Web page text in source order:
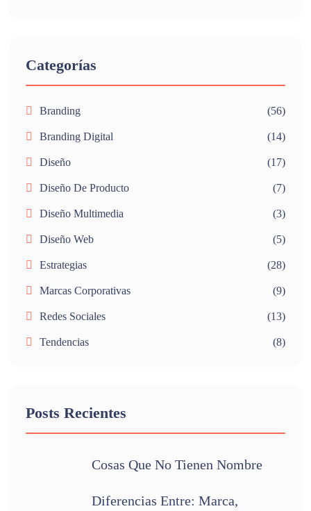
Categorías
Branding (56)
Branding Digital (14)
Diseño (17)
Diseño De Producto (7)
Diseño Multimedia (3)
Diseño Web (5)
Estrategias (28)
Marcas Corporativas (9)
Redes Sociales (13)
Tendencias (8)
Posts Recientes
Cosas Que No Tienen Nombre
Diferencias Entre: Marca,